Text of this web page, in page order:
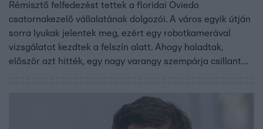
Rémisztő felfedezést tettek a floridai Oviedo
csatornakezelő vállalatának dolgozói. A város egyik útján
sorra lyukak jelentek meg, ezért egy robotkamerával
vizsgálatot kezdtek a felszín alatt. Ahogy haladtak,
először azt hitték, egy nagy varangy szempárja csillant
hatóságok felszólítottak mindenkit, hogy senki ne
merészkedjen le a járatba.